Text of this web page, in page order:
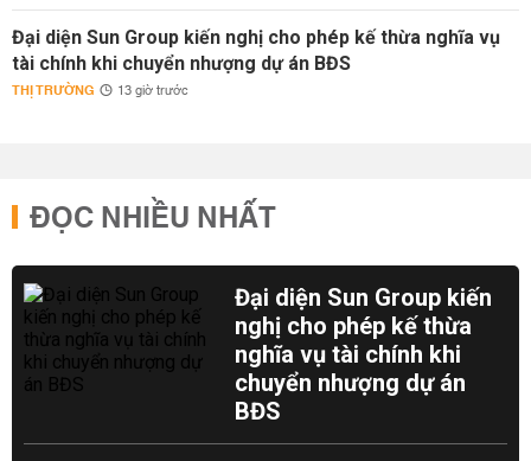
Đại diện Sun Group kiến nghị cho phép kế thừa nghĩa vụ
tài chính khi chuyển nhượng dự án BĐS
THỊ TRƯỜNG 13 giờ trước
ĐỌC NHIỀU NHẤT
Đại diện Sun Group kiến
nghị cho phép kế thừa
nghĩa vụ tài chính khi
chuyển nhượng dự án
BĐS